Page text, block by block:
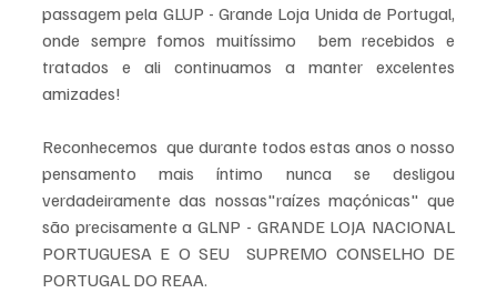
passagem pela GLUP - Grande Loja Unida de Portugal,
onde sempre fomos muitíssimo  bem recebidos e
tratados e ali continuamos a manter excelentes
amizades!
Reconhecemos  que durante todos estas anos o nosso
pensamento mais íntimo nunca se desligou
verdadeiramente das nossas"raízes maçónicas" que
são precisamente a GLNP - GRANDE LOJA NACIONAL
PORTUGUESA E O SEU  SUPREMO CONSELHO DE
PORTUGAL DO REAA.